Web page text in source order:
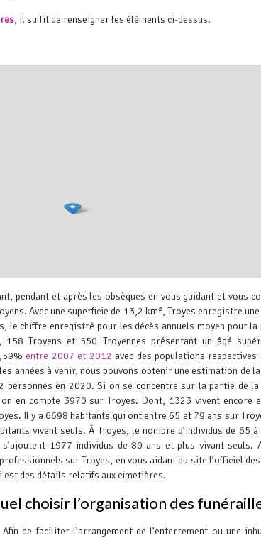
, il suffit de renseigner les éléments ci-dessus.
Leaflet , ©
pendant et après les obsèques en vous guidant et vous
Avec une superficie de 13,2 km², Troyes enregistre
le chiffre enregistré pour les décès annuels moyen pour
Troyens et 550 Troyennes présentant un âgé
entre 2007 et 2012 avec des populations respectives
années à venir, nous pouvons obtenir une estimation de
en 2020. Si on se concentre sur la partie de la
en compte 3970 sur Troyes. Dont, 1323 vivent encore
Il y a 6698 habitants qui ont entre 65 et 79 ans sur
vivent seuls. À Troyes, le nombre d’individus de 65
1977 individus de 80 ans et plus vivant seuls.
sur Troyes, en vous aidant du site l’officiel
est des détails relatifs aux cimetières.
choisir l’organisation des
Afin de faciliter l’arrangement de l’enterrement ou une